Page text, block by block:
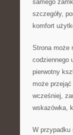
samego
szczegóły,
komfort
Strona może
codziennego
pierwotny
może
wcześniej,
wskazówka,
W przypadku